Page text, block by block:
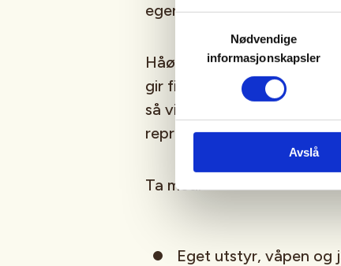
Nødvendige
informasjonskapsler
Avslå
egen flytevest hvis du har
Håøya er noe for seg selv
gir fine forhold for jakt. Vi
så vi legger vekt på sikker
representerer jaktmiljøet.
Ta med:
Eget utstyr, våpen og